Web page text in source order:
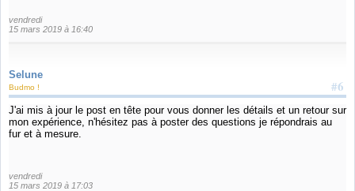
vendredi
15 mars 2019 à 16:40
Selune
#6
Budmo !
J'ai mis à jour le post en tête pour vous donner les détails et un retour sur
mon expérience, n'hésitez pas à poster des questions je répondrais au
fur et à mesure.
vendredi
15 mars 2019 à 17:03